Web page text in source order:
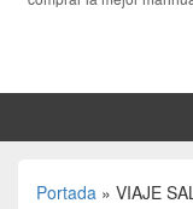
Portada » VIAJE